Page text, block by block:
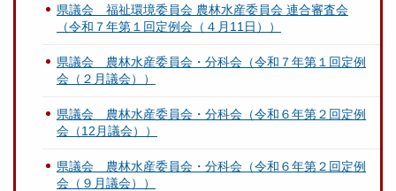
県議会 福祉環境委員会 農林水産委員会 連合審査会
（令和７年第１回定例会（４月11日））
県議会 農林水産委員会・分科会（令和７年第１回定例
会（２月議会））
県議会 農林水産委員会・分科会（令和６年第２回定例
会（12月議会））
県議会 農林水産委員会・分科会（令和６年第２回定例
会（９月議会））